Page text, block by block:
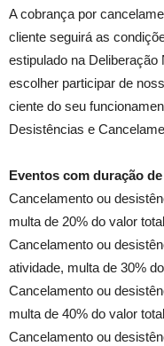
A cobrança por
cliente seguirá as
estipulado na Deliberação
escolher participar de
ciente do seu
Desistências e
Eventos com duração
Cancelamento ou
multa de 20% do valor
Cancelamento ou
atividade, multa de 30%
Cancelamento ou
multa de 40% do valor
Cancelamento ou